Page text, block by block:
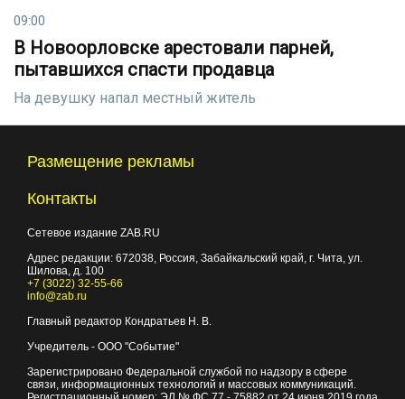
09:00
В Новоорловске арестовали парней,
пытавшихся спасти продавца
На девушку напал местный житель
Размещение рекламы
Контакты
Сетевое издание ZAB.RU
Адрес редакции: 672038, Россия, Забайкальский край, г. Чита, ул.
Шилова, д. 100
+7 (3022) 32-55-66
info@zab.ru
Главный редактор Кондратьев Н. В.
Учредитель - ООО "Событие"
Зарегистрировано Федеральной службой по надзору в сфере
связи, информационных технологий и массовых коммуникаций.